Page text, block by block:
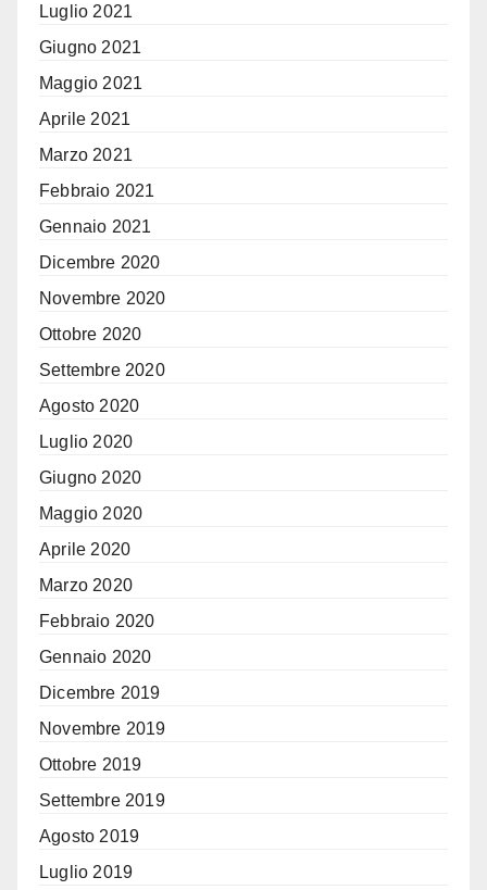
Luglio 2021
Giugno 2021
Maggio 2021
Aprile 2021
Marzo 2021
Febbraio 2021
Gennaio 2021
Dicembre 2020
Novembre 2020
Ottobre 2020
Settembre 2020
Agosto 2020
Luglio 2020
Giugno 2020
Maggio 2020
Aprile 2020
Marzo 2020
Febbraio 2020
Gennaio 2020
Dicembre 2019
Novembre 2019
Ottobre 2019
Settembre 2019
Agosto 2019
Luglio 2019